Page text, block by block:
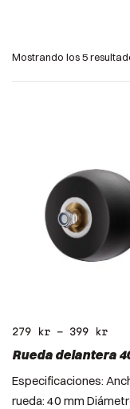
Mostrando los 5
279 kr – 399 kr
Rueda delantera
Especificaciones:
rueda: 40 mm